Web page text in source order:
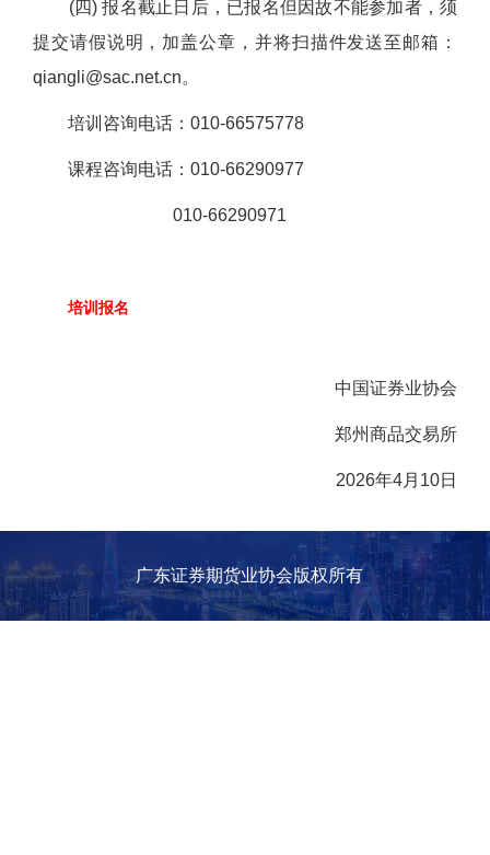
(四) 报名截止日后，已报名但因故不能参加者，须
提交请假说明，加盖公章，并将扫描件发送至邮箱：
qiangli@sac.net.cn。
培训咨询电话：010-66575778
课程咨询电话：010-66290977
010-66290971
培训报名
中国证券业协会
郑州商品交易所
2026年4月 10日
广东证券期货业协会版权所有